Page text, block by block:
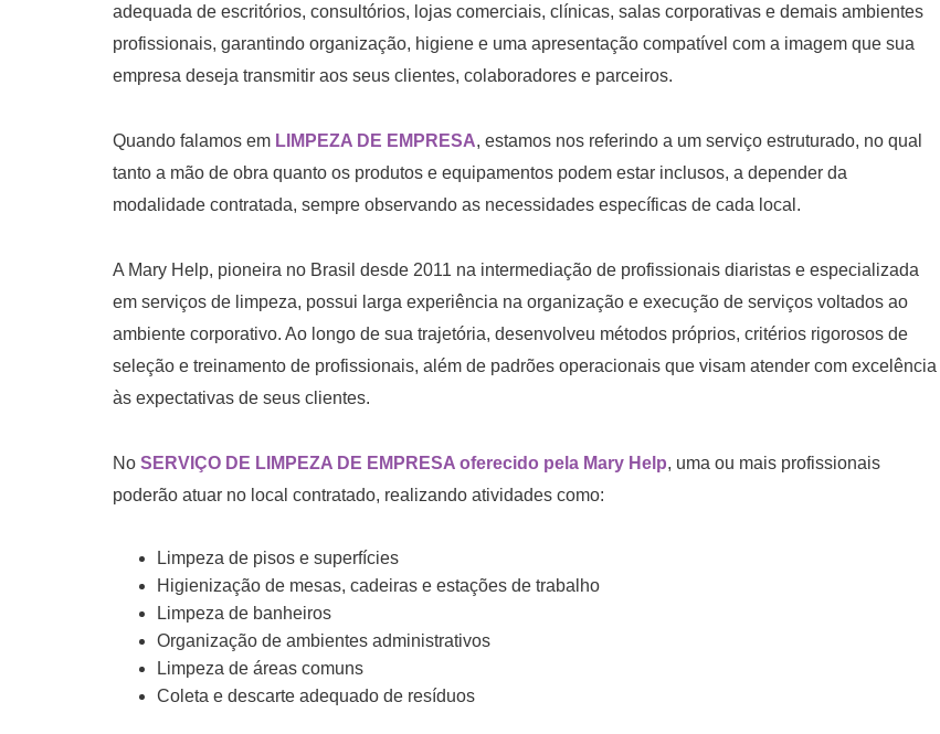
adequada de escritórios, consultórios, lojas comerciais, clínicas, salas corporativas e demais ambientes
profissionais, garantindo organização, higiene e uma apresentação compatível com a imagem que sua
empresa deseja transmitir aos seus clientes, colaboradores e parceiros.
Quando falamos em LIMPEZA DE EMPRESA, estamos nos referindo a um serviço estruturado, no qual
tanto a mão de obra quanto os produtos e equipamentos podem estar inclusos, a depender da
modalidade contratada, sempre observando as necessidades específicas de cada local.
A Mary Help, pioneira no Brasil desde 2011 na intermediação de profissionais diaristas e especializada
em serviços de limpeza, possui larga experiência na organização e execução de serviços voltados ao
ambiente corporativo. Ao longo de sua trajetória, desenvolveu métodos próprios, critérios rigorosos de
seleção e treinamento de profissionais, além de padrões operacionais que visam atender com excelência
às expectativas de seus clientes.
No SERVIÇO DE LIMPEZA DE EMPRESA oferecido pela Mary Help, uma ou mais profissionais
poderão atuar no local contratado, realizando atividades como:
Limpeza de pisos e superfícies
Higienização de mesas, cadeiras e estações de trabalho
Limpeza de banheiros
Organização de ambientes administrativos
Limpeza de áreas comuns
Coleta e descarte adequado de resíduos